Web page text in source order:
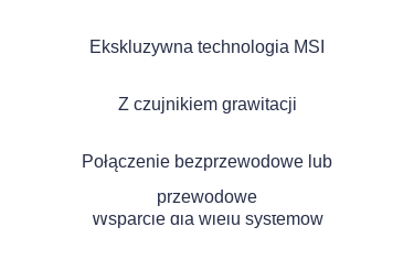
Kategorie
> Przenośny endoskop weterynaryjny
Ekskluzywna technologia MSI
Połączenie bezprzewodowe lub
przewodowe
Z czujnikiem grawitacji
Wsparcie dla wielu systemów